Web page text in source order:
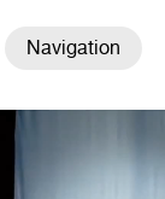
Navigation